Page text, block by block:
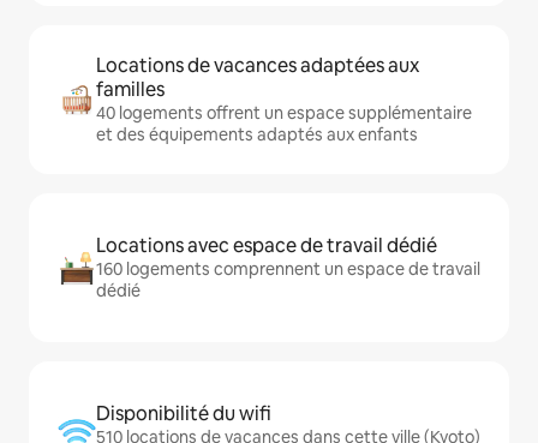
Locations de vacances adaptées aux
familles
40 logements offrent un espace supplémentaire
et des équipements adaptés aux enfants
Locations avec espace de travail dédié
160 logements comprennent un espace de travail
dédié
Disponibilité du wifi
510 locations de vacances dans cette ville (Kyoto)